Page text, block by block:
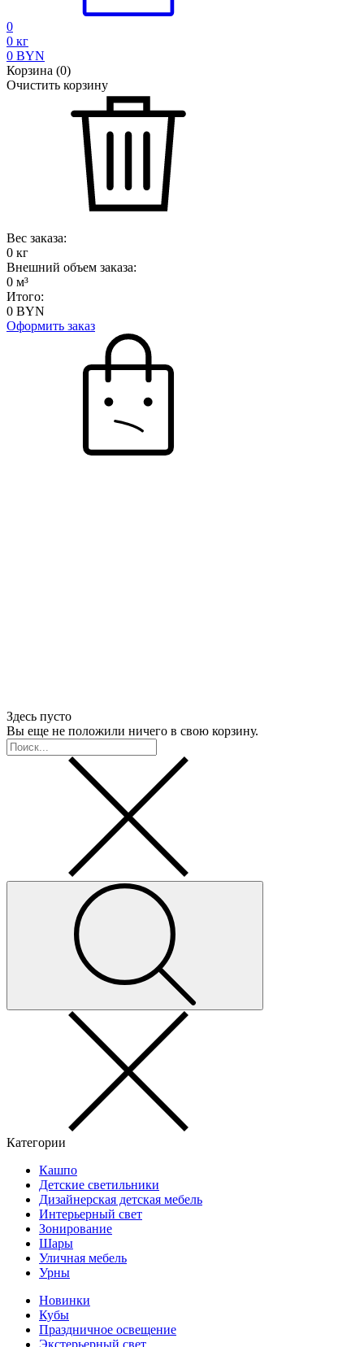
0
0 кг
0 BYN
Корзина (0)
Очистить корзину
Вес заказа:
0 кг
Внешний объем заказа:
0 м³
Итого:
0 BYN
Оформить заказ
Здесь пусто
Вы еще не положили ничего в свою корзину.
Категории
Кашпо
Детские светильники
Дизайнерская детская мебель
Интерьерный свет
Зонирование
Шары
Уличная мебель
Урны
Новинки
Кубы
Праздничное освещение
Экстерьерный свет